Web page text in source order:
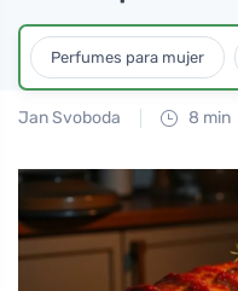
Perfumes para mujer
Jan Svoboda 8 min